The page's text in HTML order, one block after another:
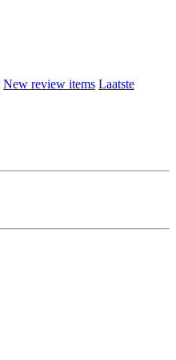
New review items Laatste